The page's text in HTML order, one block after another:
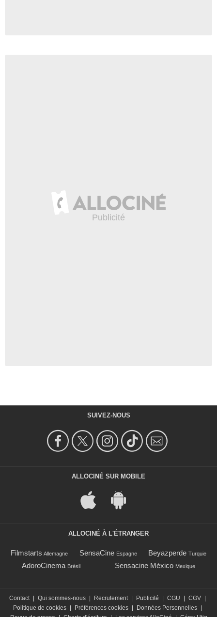
SUIVEZ-NOUS
ALLOCINÉ SUR MOBILE
ALLOCINÉ À L'ÉTRANGER
Filmstarts Allemagne SensaCine Espagne Beyazperde Turquie
AdoroCinema Brésil Sensacine México Mexique
Contact Qui sommes-nous Recrutement Publicité CGU CGV
Politique de cookies
Préférences cookies Données Personnelles